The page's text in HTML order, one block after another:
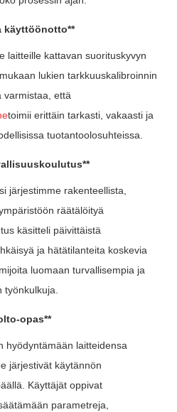
käyttöönotto**
laitteille kattavan suorituskyvyn
lukien tarkkuuskalibroinnin
varmistaa, että
toimii erittäin tarkasti, vakaasti ja
tuotantoolosuhteissa.
järjestimme rakenteellista,
räätälöityä
käsitteli päivittäistä
ja hätätilanteita koskevia
luomaan turvallisempia ja
opas**
hyödyntämään laitteidensa
järjestivät käytännön
Käyttäjät oppivat
parametreja,